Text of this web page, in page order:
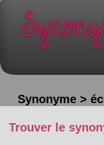
Synonyme >
Trouver le